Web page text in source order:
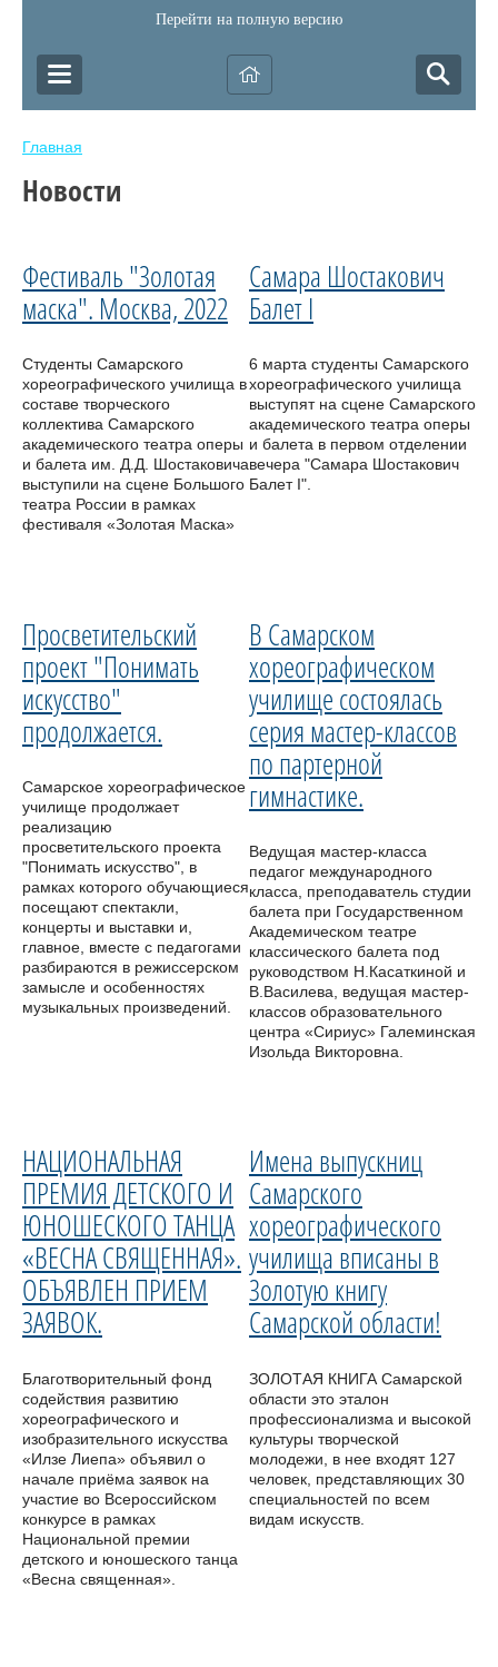
Перейти на полную версию
Главная
Новости
Фестиваль "Золотая
маска". Москва, 2022
Студенты Самарского
хореографического училища в
составе творческого
коллектива Самарского
академического театра оперы
и балета им. Д.Д. Шостаковича
выступили на сцене Большого
театра России в рамках
фестиваля «Золотая Маска»
Самара Шостакович
Балет I
6 марта студенты Самарского
хореографического училища
выступят на сцене Самарского
академического театра оперы
и балета в первом отделении
вечера "Самара Шостакович
Балет I".
Просветительский
проект "Понимать
искусство"
продолжается.
Самарское хореографическое
училище продолжает
реализацию
просветительского проекта
"Понимать искусство", в
рамках которого обучающиеся
посещают спектакли,
концерты и выставки и,
главное, вместе с педагогами
разбираются в режиссерском
замысле и особенностях
музыкальных произведений.
В Самарском
хореографическом
училище состоялась
серия мастер-классов
по партерной
гимнастике.
Ведущая мастер-класса
педагог международного
класса, преподаватель студии
балета при Государственном
Академическом театре
классического балета под
руководством Н.Касаткиной и
В.Василева, ведущая мастер-
классов образовательного
центра «Сириус» Галеминская
Изольда Викторовна.
НАЦИОНАЛЬНАЯ
ПРЕМИЯ ДЕТСКОГО И
ЮНОШЕСКОГО ТАНЦА
«ВЕСНА СВЯЩЕННАЯ».
ОБЪЯВЛЕН ПРИЕМ
ЗАЯВОК.
Благотворительный фонд
содействия развитию
хореографического и
изобразительного искусства
«Илзе Лиепа» объявил о
начале приёма заявок на
участие во Всероссийском
конкурсе в рамках
Национальной премии
детского и юношеского танца
«Весна священная».
Имена выпускниц
Самарского
хореографического
училища вписаны в
Золотую книгу
Самарской области!
ЗОЛОТАЯ КНИГА Самарской
области это эталон
профессионализма и высокой
культуры творческой
молодежи, в нее входят 127
человек, представляющих 30
специальностей по всем
видам искусств.